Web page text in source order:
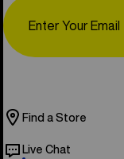
Find a Store
Live Chat